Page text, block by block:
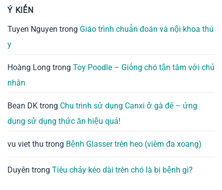
Ý KIẾN
Tuyen Nguyen trong Giáo trình chuẩn đoán và nội khoa thú
y
Hoàng Long trong Toy Poodle – Giống chó tận tâm với chủ
nhân
Bean DK trong Chu trình sử dụng Canxi ở gà đẻ – ứng
dụng sử dụng thức ăn hiệu quả!
vu viet thu trong Bệnh Glasser trên heo (viêm đa xoang)
Duyên trong Tiêu chảy kéo dài trên chó là bị bệnh gì?